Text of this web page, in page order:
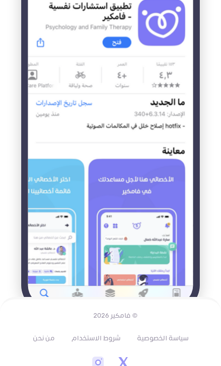
© فامكير 2026
سياسة الخصوصية شروط الاستخدام من نحن